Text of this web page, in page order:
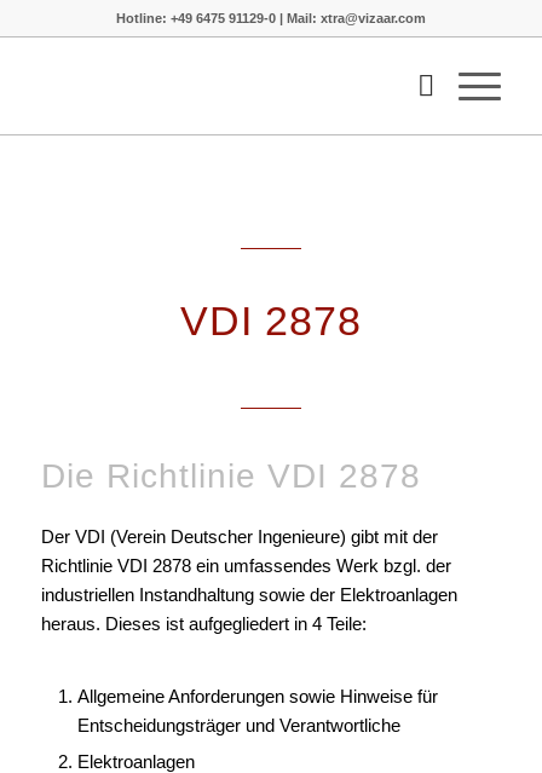
Hotline: +49 6475 91129-0 | Mail: xtra@vizaar.com
VDI 2878
Die Richtlinie VDI 2878
Der VDI (Verein Deutscher Ingenieure) gibt mit der
Richtlinie VDI 2878 ein umfassendes Werk bzgl. der
industriellen Instandhaltung sowie der Elektroanlagen
heraus. Dieses ist aufgegliedert in 4 Teile:
Allgemeine Anforderungen sowie Hinweise für
Entscheidungsträger und Verantwortliche
Elektroanlagen